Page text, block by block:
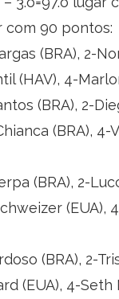
com 90 pontos:
(BRA), 2-
(HAV), 4-
(BRA), 2-
(BRA), 4-
(BRA), 2-
(EUA),
(BRA), 2-
(EUA), 4-Seth